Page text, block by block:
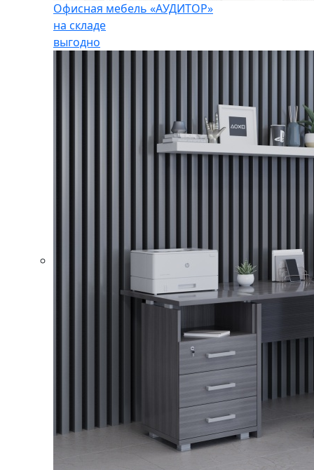
Офисная мебель «АУДИТОР»
на складе
выгодно